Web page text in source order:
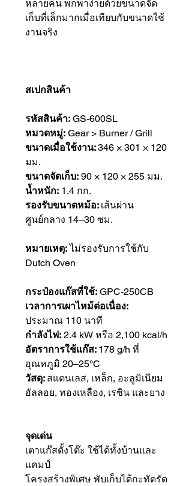
หลายคน พกพาง่ายด้วยขนาดจัด
เก็บที่เล็กมากเมื่อเทียบกับขนาดใช้
งานจริง
สเปกสินค้า
รหัสสินค้า: GS-600SL
หมวดหมู่: Gear > Burner / Grill
ขนาดเมื่อใช้งาน:346 × 301 × 120
มม.
ขนาดจัดเก็บ: 90 × 120 × 255 มม.
น้ำหนัก: 1.4 กก.
รองรับขนาดหม้อ: เส้นผ่าน
ศูนย์กลาง 14–30 ซม.
หมายเหตุ:ไม่รองรับการใช้กับ
Dutch Oven
กระป๋องแก๊สที่ใช้: GPC-250CB
เวลาการเผาไหม้ต่อเนื่อง:
ประมาณ 110 นาที
กำลังไฟ: 2.4 kW หรือ 2,100 kcal/h
อัตราการใช้แก๊ส: 178 g/h ที่
อุณหภูมิ 20–25°C
วัสดุ: สแตนเลส, เหล็ก, อะลูมิเนียม
อัลลอย, ทองเหลือง, เรซิน และยาง
จุดเด่น
เตาแก๊สตั้งโต๊ะ ใช้ได้ทั้งบ้านและ
แคมป์
โครงสร้างพิเศษ พับเก็บได้กะทัดรัด